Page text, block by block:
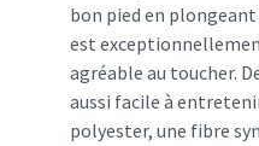
bon pied en plongeant
est
agréable au toucher.
aussi facile à
polyester, une fibre